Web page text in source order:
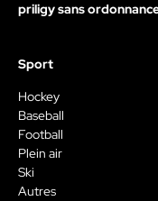
priligy sans
Sport
Hockey
Baseball
Football
Plein air
Ski
Autres